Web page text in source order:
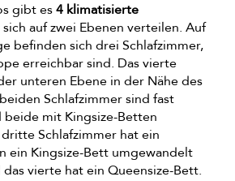
gibt es4 klimatisierte
sich auf zwei Ebenen verteilen. Auf
befinden sich drei Schlafzimmer,
erreichbar sind. Das vierte
unteren Ebene in der Nähe des
Schlafzimmer sind fast
beide mit Kingsize-Betten
Schlafzimmer hat ein
ein Kingsize-Bett umgewandelt
vierte hat ein Queensize-Bett.